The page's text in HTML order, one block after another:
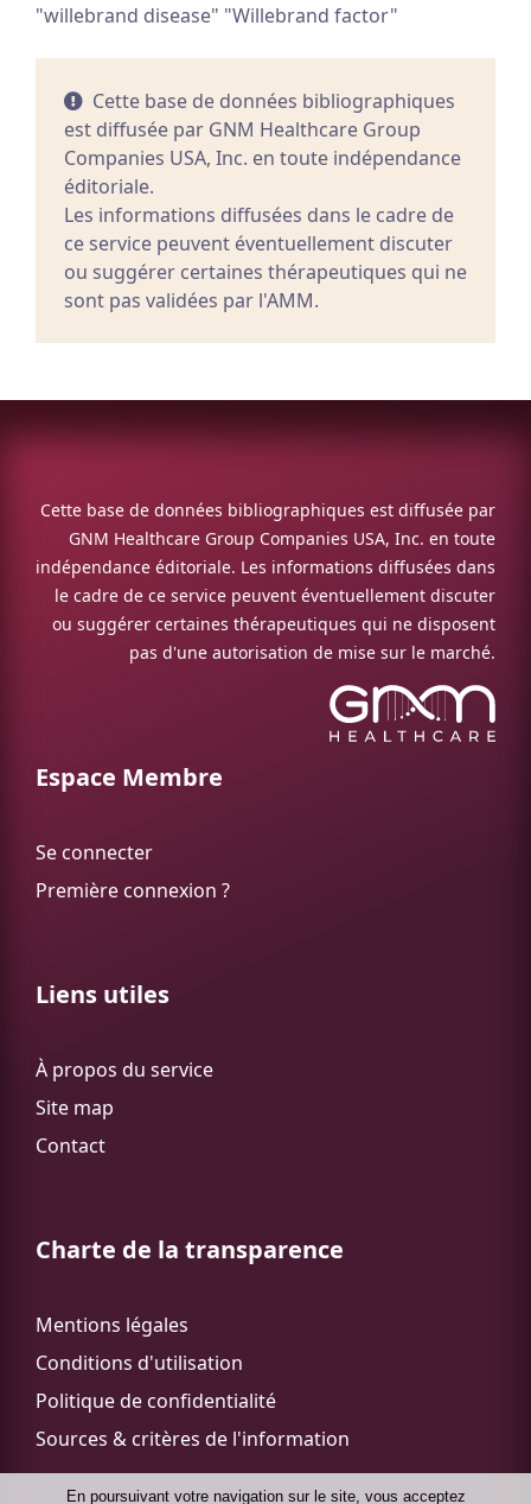
"willebrand disease" "Willebrand factor"
Cette base de données bibliographiques
est diffusée par GNM Healthcare Group
Companies USA, Inc. en toute indépendance
éditoriale.
Les informations diffusées dans le cadre de
ce service peuvent éventuellement discuter
ou suggérer certaines thérapeutiques qui ne
sont pas validées par l'AMM.
Cette base de données bibliographiques est diffusée par
GNM Healthcare Group Companies USA, Inc. en toute
indépendance éditoriale. Les informations diffusées dans
le cadre de ce service peuvent éventuellement discuter
ou suggérer certaines thérapeutiques qui ne disposent
pas d'une autorisation de mise sur le marché.
Espace Membre
Se connecter
Première connexion ?
Liens utiles
À propos du service
Site map
Contact
Charte de la transparence
Mentions légales
Conditions d'utilisation
Politique de confidentialité
Sources & critères de l'information
En poursuivant votre navigation sur le site, vous acceptez